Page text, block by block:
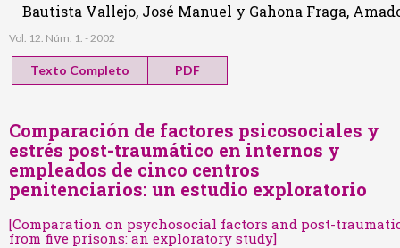
Bautista Vallejo, José Manuel y Gahona Fraga,
Vol. 12. Núm. 1. - 2002
Texto Completo PDF
Comparación de factores psicosociales y
estrés post-traumático en internos y
empleados de cinco centros
penitenciarios: un estudio exploratorio
[Comparation on psychosocial factors and post-
from five prisons: an exploratory study]